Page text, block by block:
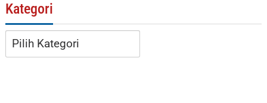
Kategori
Kategori